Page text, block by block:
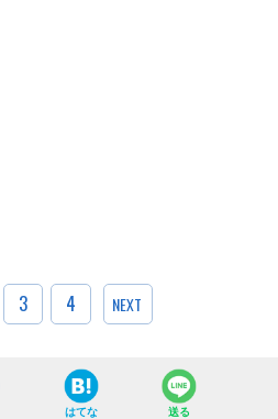
3 4 NEXT
はてな 送る